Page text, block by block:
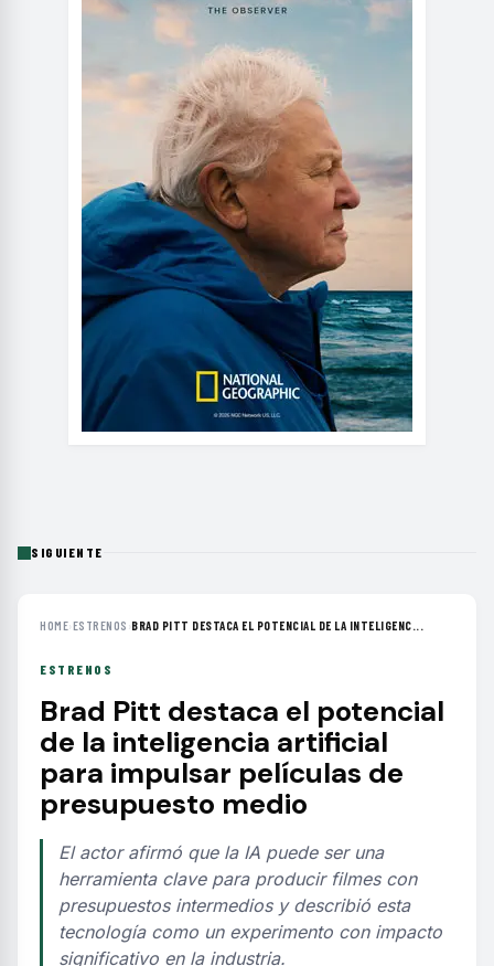
SIGUIENTE
HOME›ESTRENOS ›BRAD PITT DESTACA EL POTENCIAL DE LA INTELIGENC...
ESTRENOS
Brad Pitt destaca el potencial
de la inteligencia artificial
para impulsar películas de
presupuesto medio
El actor afirmó que la IA puede ser una
herramienta clave para producir filmes con
presupuestos intermedios y describió esta
tecnología como un experimento con impacto
significativo en la industria.